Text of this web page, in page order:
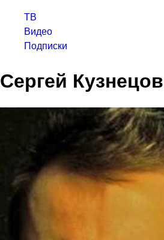
ТВ
Видео
Подписки
Сергей Кузнецов